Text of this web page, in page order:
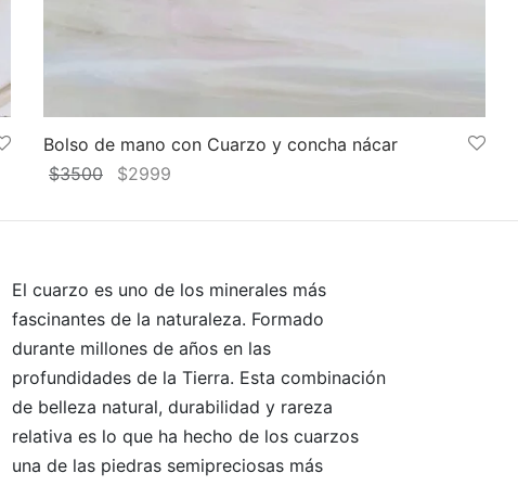
Bolso de mano con Cuarzo y concha nácar
$3500
El
original
$3500.
$2999
actual
$2999.
El cuarzo es uno de los minerales más
fascinantes de la naturaleza. Formado
durante millones de años en las
profundidades de la Tierra. Esta combinación
de belleza natural, durabilidad y rareza
relativa es lo que ha hecho de los cuarzos
una de las piedras semipreciosas más